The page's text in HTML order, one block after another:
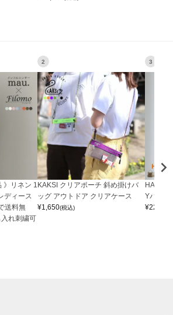
》リネン 1
ィース
送料無
れ刺繍可
2
KAKSI クリアポーチ 斜め掛けバ
ッグ アウトドア クリアケース
¥1,650(税込)
3
Yバッグ
¥22,000